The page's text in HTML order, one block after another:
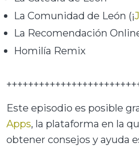
La Comunidad de León (¡
La Recomendación
Homilía Remix
Este episodio es posible
Apps, la plataforma en la
obtener consejos y ayuda